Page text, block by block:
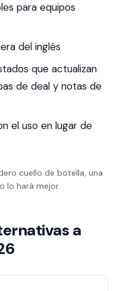
para equipos
del inglés
que actualizan
de deal y notas de
el uso en lugar de
cuello de botella, una
lo hará mejor.
a